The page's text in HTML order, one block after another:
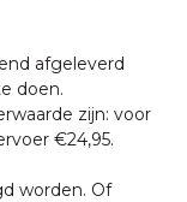
afgeleverd
doen.
zijn: voor
€24,95.
worden. Of